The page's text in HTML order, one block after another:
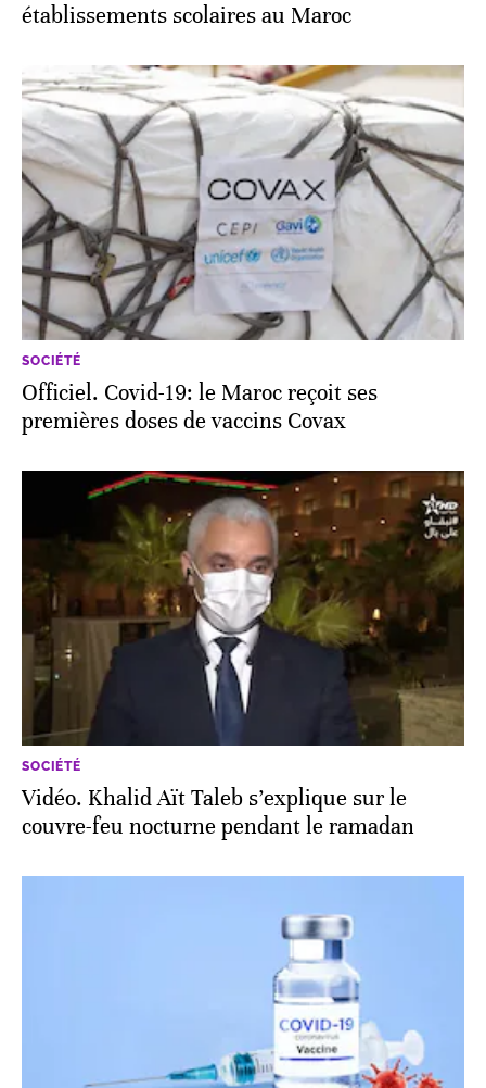
établissements scolaires au Maroc
SOCIÉTÉ
Officiel. Covid-19: le Maroc reçoit ses
premières doses de vaccins Covax
SOCIÉTÉ
Vidéo. Khalid Aït Taleb s’explique sur le
couvre-feu nocturne pendant le ramadan